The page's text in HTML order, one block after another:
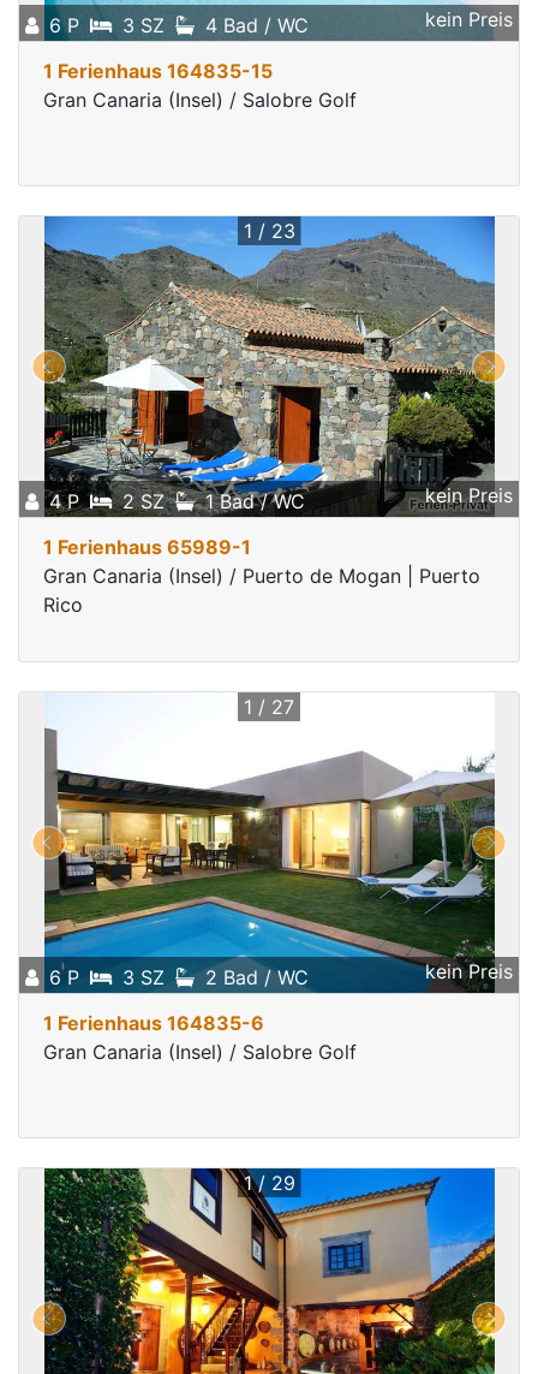
6 P 3 SZ 4 Bad / WC kein Preis
1 Ferienhaus 164835-15
Gran Canaria (Insel) / Salobre Golf
4 P 2 SZ 1 Bad / WC kein Preis
1 / 23
1 Ferienhaus 65989-1
Gran Canaria (Insel) / Puerto de Mogan | Puerto
Rico
6 P 3 SZ 2 Bad / WC kein Preis
1 / 27
1 Ferienhaus 164835-6
Gran Canaria (Insel) / Salobre Golf
1 / 29